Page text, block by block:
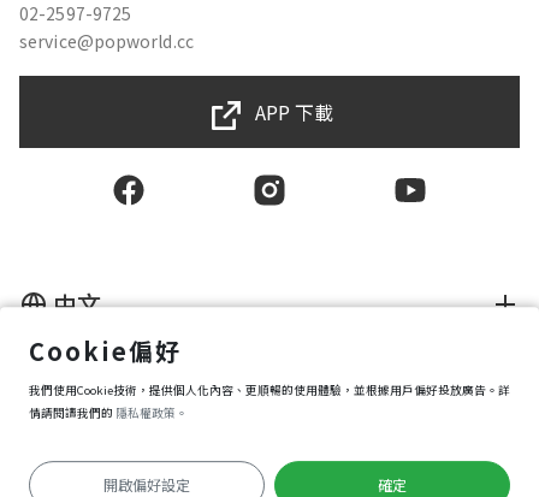
02-2597-9725
service@popworld.cc
APP 下載
隱私權保護政策
資訊安全政策
Copyright © 2025 Popworld Inc. All Rights Reserved.
中文
Cookie偏好
我們使用Cookie技術，提供個人化內容、更順暢的使用體驗，並根據用戶偏好投放廣告。詳
情請閱讀我們的 隱私權政策。
開啟偏好設定 確定